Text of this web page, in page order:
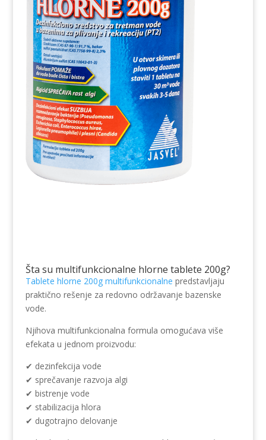
Šta su multifunkcionalne hlorne tablete 200g?
Tablete hlorne 200g multifunkcionalne predstavljaju
praktično rešenje za redovno održavanje bazenske
vode.
Njihova multifunkcionalna formula omogućava više
efekata u jednom proizvodu:
✔ dezinfekcija vode
✔ sprečavanje razvoja algi
✔ bistrenje vode
✔ stabilizacija hlora
✔ dugotrajno delovanje